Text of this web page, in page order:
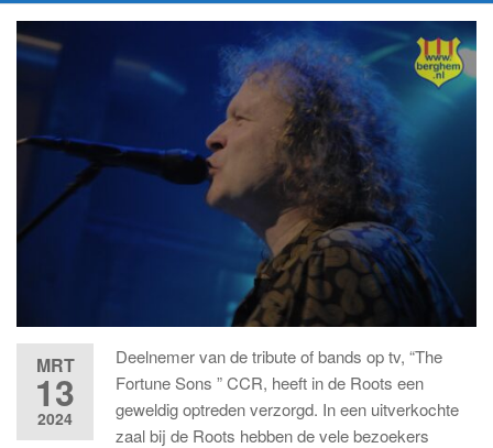
MRT
13
2024
Deelnemer van de tribute of bands op tv, “The
Fortune Sons ” CCR, heeft in de Roots een
geweldig optreden verzorgd. In een uitverkochte
zaal bij de Roots hebben de vele bezoekers